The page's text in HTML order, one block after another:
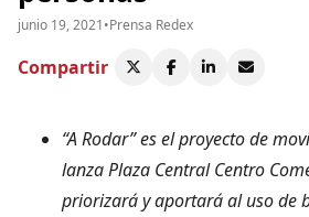
junio 19, 2021•Prensa Redex
Compartir
“A Rodar” es el proyecto de
lanza Plaza Central Centro
priorizará y aportará al uso de